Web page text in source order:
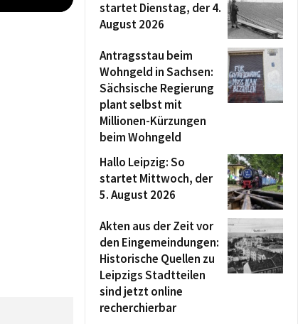
startet Dienstag, der 4.
August 2026
Antragsstau beim
Wohngeld in Sachsen:
Sächsische Regierung
plant selbst mit
Millionen-Kürzungen
beim Wohngeld
Hallo Leipzig: So
startet Mittwoch, der
5. August 2026
Akten aus der Zeit vor
den Eingemeindungen:
Historische Quellen zu
Leipzigs Stadtteilen
sind jetzt online
recherchierbar